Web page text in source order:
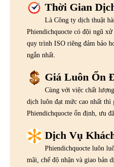
Thời Gian
Là Công ty dịch thuật
Phiendichquocte có đội ngũ
quy trình ISO riêng đảm bảo
ngắn nhất.
Giá Luôn Ổn
Cùng với việc chất
dịch luôn đạt mức cao nhất thì
Phiendichquocte ổn định, ưu
Dịch Vụ
Phiendichquocte luôn
mãi, chế độ nhận và giao bản